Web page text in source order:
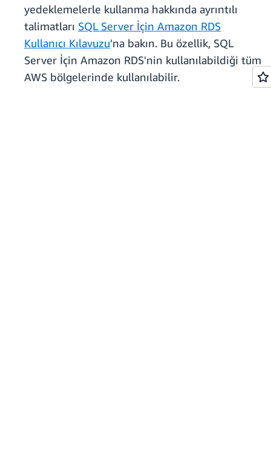
yedeklemelerle kullanma hakkında ayrıntılı
talimatları SQL Server İçin Amazon RDS
Kullanıcı Kılavuzu'na bakın. Bu özellik, SQL
Server İçin Amazon RDS'nin kullanılabildiği tüm
AWS bölgelerinde kullanılabilir.